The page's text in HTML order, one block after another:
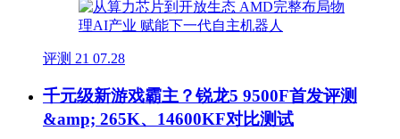
评测 21 07.28
千元级新游戏霸主？锐龙5 9500F首发评测
&amp; 265K、14600KF对比测试